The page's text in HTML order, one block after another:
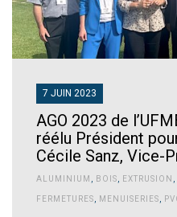
7 JUIN 2023
AGO 2023 de l’UFME : Bruno
réélu Président
Cécile Sanz, Vice-
ALUMINIUM BOIS EXTRUSION
FERMETURES MENUISERIES